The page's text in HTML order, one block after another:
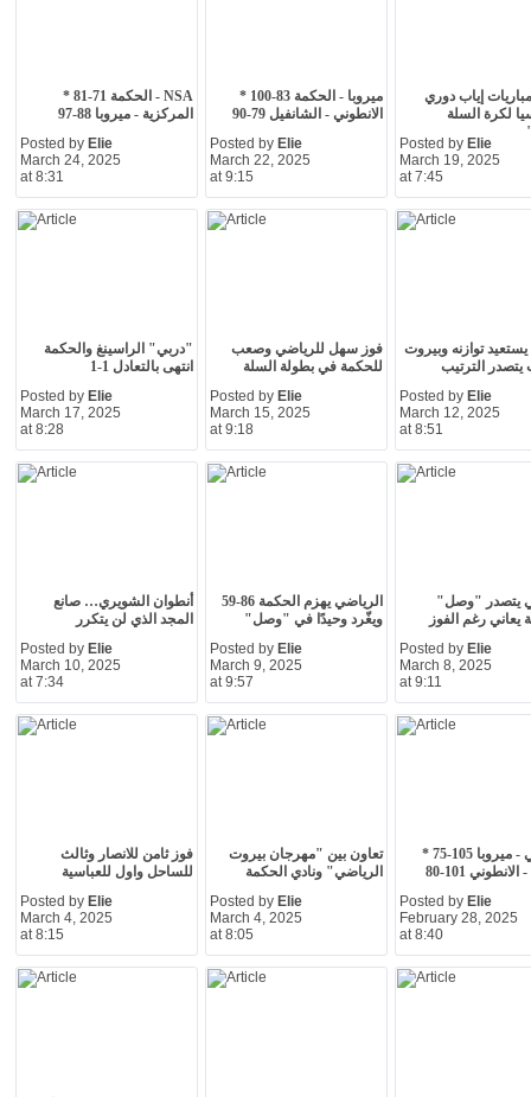
NSA - الحكمة 71-81 *
المركزية - ميروبا 88-97
Posted by Elie
March 24, 2025
at 8:31
ميروبا - الحكمة 83-100 *
الانطوني - الشانفيل 79-90
Posted by Elie
March 22, 2025
at 9:15
إياب دوري
لكرة السلة
Posted by Elie
March 19, 2025
at 7:45
"دربي" الراسينغ والحكمة
انتهى بالتعادل 1-1
Posted by Elie
March 17, 2025
at 8:28
فوز سهل للرياضي وصعب
للحكمة في بطولة السلة
Posted by Elie
March 15, 2025
at 9:18
توازنه وبيروت
الترتيب
Posted by Elie
March 12, 2025
at 8:51
أنطوان الشويري… صانع
المجد الذي لن يتكرر
Posted by Elie
March 10, 2025
at 7:34
الرياضي يهزم الحكمة 86-59
ويغّرد وحيدًا في "وصل"
Posted by Elie
March 9, 2025
at 9:57
يتصدر "وصل"
يعاني رغم الفوز
Posted by Elie
March 8, 2025
at 9:11
فوز ثامن للانصار وثالث
للساحل واول للعباسية
Posted by Elie
March 4, 2025
at 8:15
تعاون بين "مهرجان بيروت
الرياضي" ونادي الحكمة
Posted by Elie
March 4, 2025
at 8:05
الرياضي - ميروبا 105-75 *
101-80
Posted by Elie
February 28, 2025
at 8:40